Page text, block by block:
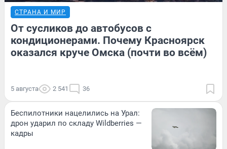
СТРАНА И МИР
От сусликов до автобусов с
кондиционерами. Почему Красноярск
оказался круче Омска (почти во всём)
5 августа 2 541 36
Беспилотники нацелились на Урал:
дрон ударил по складу Wildberries —
кадры